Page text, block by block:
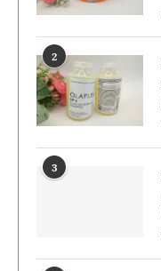
2
3